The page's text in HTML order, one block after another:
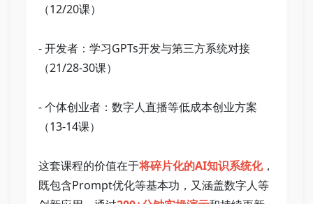
（12/20课）
- 开发者：学习GPTs开发与第三方系统对接
（21/28-30课）
- 个体创业者：数字人直播等低成本创业方案
（13-14课）
这套课程的价值在于将碎片化的AI知识系统化，
既包含Prompt优化等基本功，又涵盖数字人等